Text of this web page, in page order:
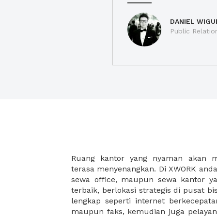
DANIEL
Public
Ruang kantor yang nyaman akan
terasa menyenangkan. Di XWORK
sewa office, maupun sewa kantor
terbaik, berlokasi strategis di pusat
lengkap seperti internet
maupun faks, kemudian juga
legalitas usaha baru Anda, seperti
Perusahaan, Surat Izin Usaha
pendirian PT maupun akte
Sewa ruang kantor XWORK juga
kantor Anda, karena anda dapat
sewa, kemudian Anda dapat